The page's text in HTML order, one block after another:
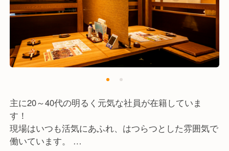
主に20～40代の明るく元気な社員が在籍していま
す！
現場はいつも活気にあふれ、はつらつとした雰囲気で
働いています。